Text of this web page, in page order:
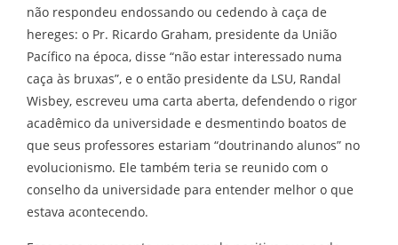
não respondeu endossando ou cedendo à caça de
hereges: o Pr. Ricardo Graham, presidente da União
Pacífico na época, disse “não estar interessado numa
caça às bruxas”, e o então presidente da LSU, Randal
Wisbey, escreveu uma carta aberta, defendendo o rigor
acadêmico da universidade e desmentindo boatos de
que seus professores estariam “doutrinando alunos” no
evolucionismo. Ele também teria se reunido com o
conselho da universidade para entender melhor o que
estava acontecendo.